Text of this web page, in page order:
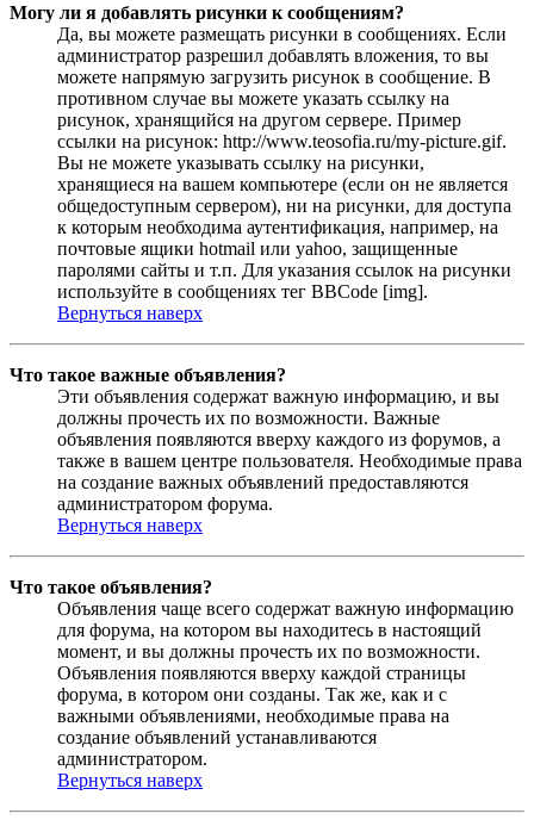
Могу ли я добавлять рисунки к сообщениям?
Да, вы можете размещать рисунки в сообщениях. Если
администратор разрешил добавлять вложения, то вы
можете напрямую загрузить рисунок в сообщение. В
противном случае вы можете указать ссылку на
рисунок, хранящийся на другом сервере. Пример
ссылки на рисунок: http://www.teosofia.ru/my-picture.gif.
Вы не можете указывать ссылку на рисунки,
хранящиеся на вашем компьютере (если он не является
общедоступным сервером), ни на рисунки, для доступа
к которым необходима аутентификация, например, на
почтовые ящики hotmail или yahoo, защищенные
паролями сайты и т.п. Для указания ссылок на рисунки
используйте в сообщениях тег BBCode [img].
Вернуться наверх
Что такое важные объявления?
Эти объявления содержат важную информацию, и вы
должны прочесть их по возможности. Важные
объявления появляются вверху каждого из форумов, а
также в вашем центре пользователя. Необходимые права
на создание важных объявлений предоставляются
администратором форума.
Вернуться наверх
Что такое объявления?
Объявления чаще всего содержат важную информацию
для форума, на котором вы находитесь в настоящий
момент, и вы должны прочесть их по возможности.
Объявления появляются вверху каждой страницы
форума, в котором они созданы. Так же, как и с
важными объявлениями, необходимые права на
создание объявлений устанавливаются
администратором.
Вернуться наверх